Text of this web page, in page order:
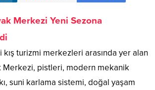
Merkezi Yeni Sezona
turizmi merkezleri arasında yer alan
Merkezi, pistleri, modern mekanik
suni karlama sistemi, doğal yaşam